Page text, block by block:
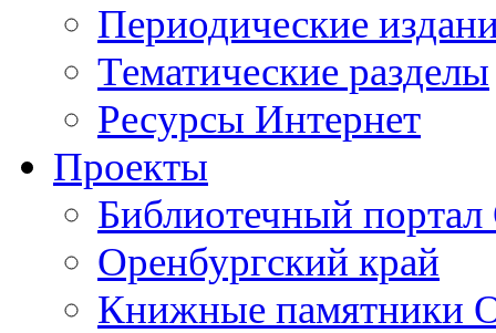
Периодические
Тематические разделы
Ресурсы Интернет
Проекты
Библиотечный портал
Оренбургский край
Книжные памятники